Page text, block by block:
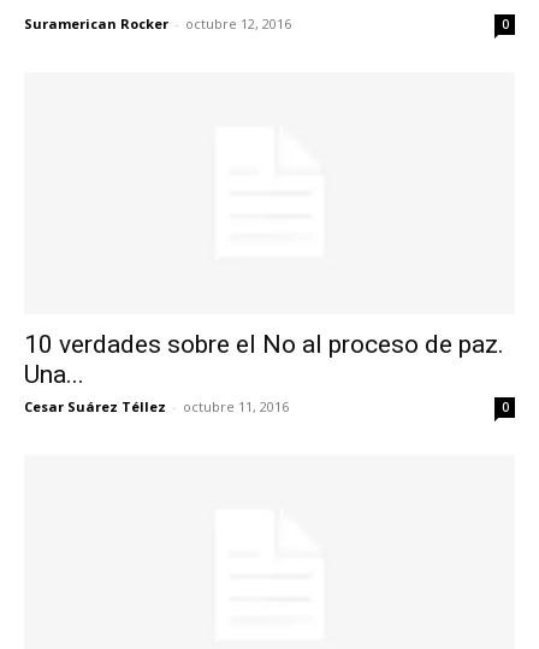
Suramerican Rocker - octubre 12, 2016 0
10 verdades sobre el No al proceso de paz.
Una...
Cesar Suárez Téllez - octubre 11, 2016 0